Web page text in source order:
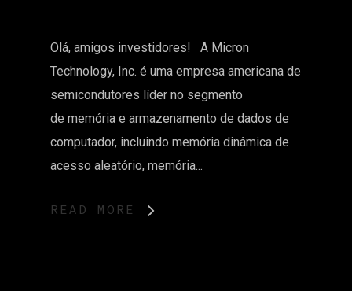
Olá, amigos investidores! A Micron
Technology, Inc. é uma empresa americana de
semicondutores líder no segmento
de memória e armazenamento de dados de
computador, incluindo memória dinâmica de
acesso aleatório, memória...
READ MORE